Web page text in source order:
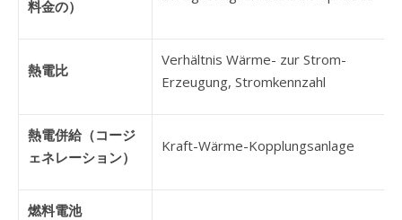
料金の）
熱電比
Verhältnis Wärme- zur Strom-
Erzeugung, Stromkennzahl
熱電併給（コージ
ェネレーション）
Kraft-Wärme-Kopplungsanlage
燃料電池